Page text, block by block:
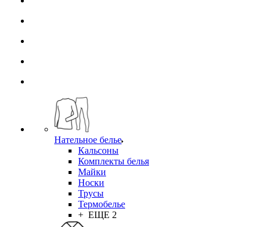
Нательное белье
Кальсоны
Комплекты белья
Майки
Носки
Трусы
Термобелье
+ ЕЩЕ 2